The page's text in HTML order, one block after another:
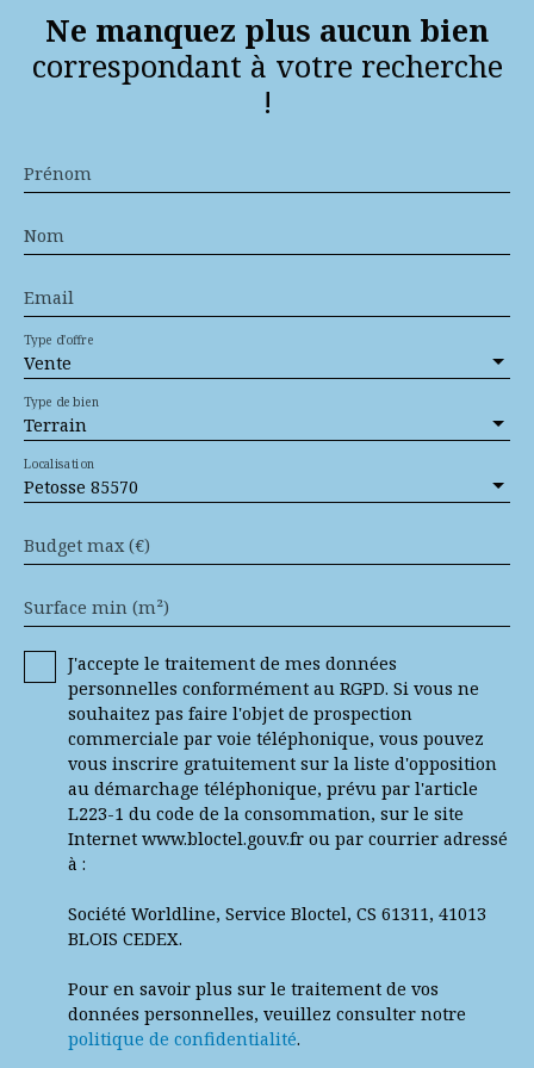
Ne manquez plus aucun bien
correspondant à votre recherche
!
Prénom
Nom
Email
Vente
Type d'offre
Terrain
Type de bien
Petosse 85570
Localisation
Budget max (€)
Surface min (m²)
J'accepte le traitement de mes données
personnelles conformément au RGPD. Si vous ne
souhaitez pas faire l'objet de prospection
commerciale par voie téléphonique, vous pouvez
vous inscrire gratuitement sur la liste d'opposition
au démarchage téléphonique, prévu par l'article
L223-1 du code de la consommation, sur le site
Internet www.bloctel.gouv.fr ou par courrier adressé
à :
Société Worldline, Service Bloctel, CS 61311, 41013
BLOIS CEDEX.
Pour en savoir plus sur le traitement de vos
données personnelles, veuillez consulter notre
politique de confidentialité.